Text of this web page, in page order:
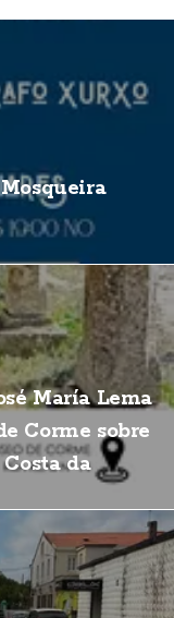
María Lema
Corme sobre
da